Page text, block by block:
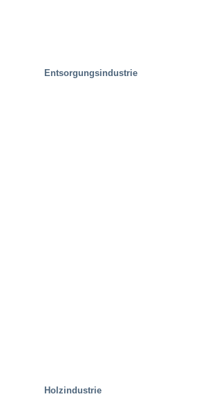
Entsorgungsindustrie
Holzindustrie